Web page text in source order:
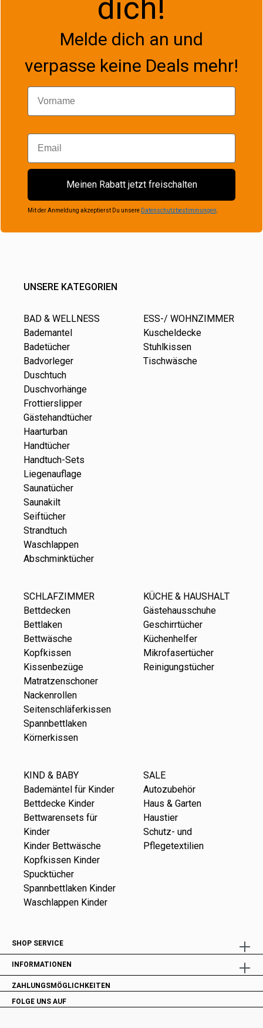
dich!
Melde dich an und
verpasse keine Deals mehr!
Vorname
Email
Meinen Rabatt jetzt freischalten
Mit der Anmeldung akzeptierst Du unsere Datenschutzbestimmungen
UNSERE KATEGORIEN
BAD & WELLNESS
Bademantel
Badetücher
Badvorleger
Duschtuch
Duschvorhänge
Frottierslipper
Gästehandtücher
Haarturban
Handtücher
Handtuch-Sets
Liegenauflage
Saunatücher
Saunakilt
Seiftücher
Strandtuch
Waschlappen
Abschminktücher
ESS-/ WOHNZIMMER
Kuscheldecke
Stuhlkissen
Tischwäsche
SCHLAFZIMMER
Bettdecken
Bettlaken
Bettwäsche
Kopfkissen
Kissenbezüge
Matratzenschoner
Nackenrollen
Seitenschläferkissen
Spannbettlaken
Körnerkissen
KÜCHE & HAUSHALT
Gästehausschuhe
Geschirrtücher
Küchenhelfer
Mikrofasertücher
Reinigungstücher
KIND & BABY
Bademäntel für Kinder
Bettdecke Kinder
Bettwarensets für
Kinder
Kinder Bettwäsche
Kopfkissen Kinder
Spucktücher
Spannbettlaken Kinder
Waschlappen Kinder
SALE
Autozubehör
Haus & Garten
Haustier
Schutz- und
Pflegetextilien
SHOP SERVICE
INFORMATIONEN
ZAHLUNGSMÖGLICHKEITEN
FOLGE UNS AUF